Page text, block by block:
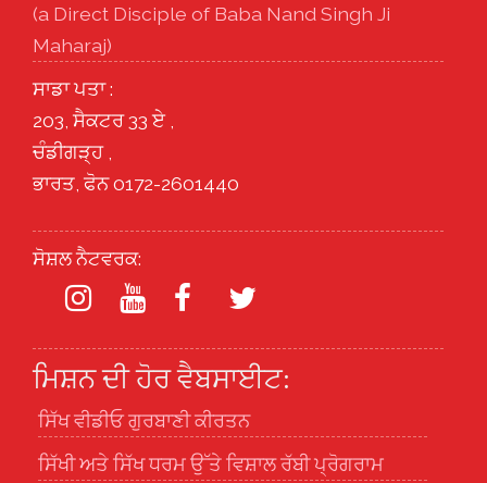
(a Direct Disciple of Baba Nand Singh Ji
Maharaj)
ਸਾਡਾ ਪਤਾ :
203, ਸੈਕਟਰ 33 ਏ ,
ਚੰਡੀਗੜ੍ਹ ,
ਭਾਰਤ, ਫੋਨ 0172-2601440
ਸੋਸ਼ਲ ਨੈਟਵਰਕ:
ਮਿਸ਼ਨ ਦੀ ਹੋਰ ਵੈਬਸਾਈਟ:
ਸਿੱਖ ਵੀਡੀਓ ਗੁਰਬਾਣੀ ਕੀਰਤਨ
ਸਿੱਖੀ ਅਤੇ ਸਿੱਖ ਧਰਮ ਉੱਤੇ ਵਿਸ਼ਾਲ ਰੱਬੀ ਪ੍ਰੋਗਰਾਮ